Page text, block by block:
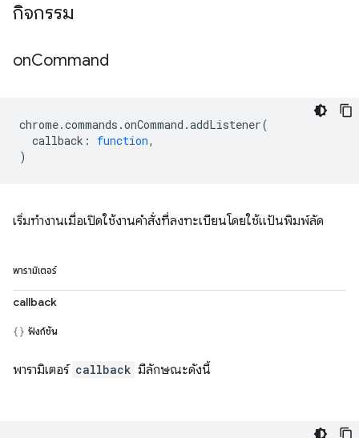
กิจกรรม
onCommand
chrome.commands .onCommand .addListener(
callback : function,
)
เริ่มทำงานเมื่อเปิดใช้งานคำสั่งที่ลงทะเบียนโดยใช้แป้นพิมพ์ลัด
พารามิเตอร์
callback
ฟังก์ชัน
พารามิเตอร์ callback มีลักษณะดังนี้